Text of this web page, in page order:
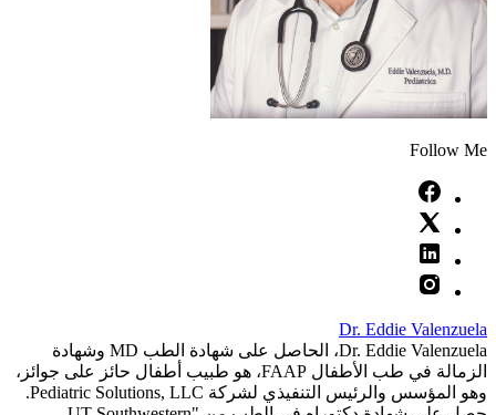
Follow Me
Dr. Eddie Valenzuela
Dr. Eddie Valenzuela، الحاصل على شهادة الطب MD وشهادة
الزمالة في طب الأطفال FAAP، هو طبيب أطفال حائز على جوائز،
وهو المؤسس والرئيس التنفيذي لشركة Pediatric Solutions, LLC.